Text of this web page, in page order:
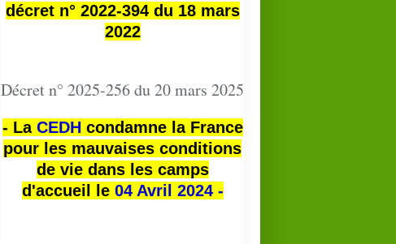
décret n° 2022-394 du 18 mars
2022
Décret n° 2025-256 du 20 mars 2025
- La CEDHcondamne la France
pour les mauvaises conditions
de vie dans les camps
d'accueil le 04 Avril 2024 -